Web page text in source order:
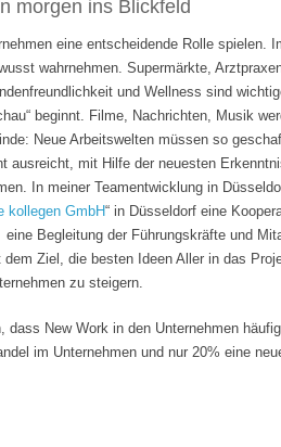
morgen ins Blickfeld
eine entscheidende Rolle spielen.
wahrnehmen. Supermärkte,
und Wellness sind
beginnt. Filme, Nachrichten, Musik
Neue Arbeitswelten müssen so
mit Hilfe der neuesten
In meiner Teamentwicklung in
kollegen GmbH“ in Düsseldorf eine
Begleitung der Führungskräfte und
Ziel, die besten Ideen Aller in das
zu steigern.
New Work in den Unternehmen
im Unternehmen und nur 20% eine